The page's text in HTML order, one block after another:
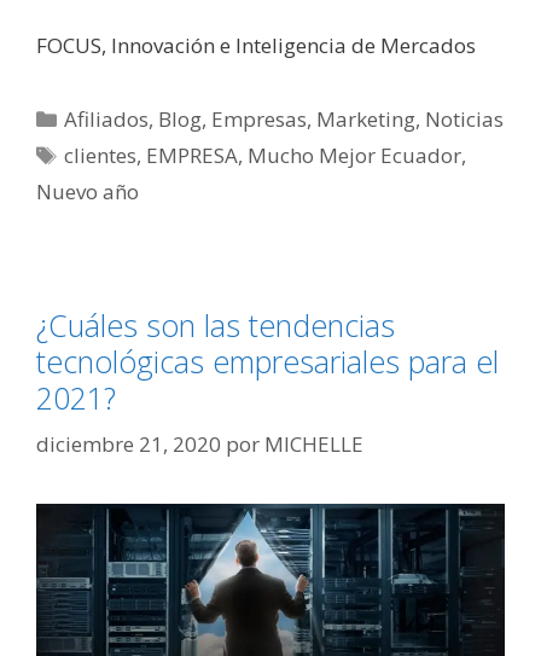
FOCUS, Innovación e Inteligencia de Mercados
Afiliados, Blog, Empresas, Marketing, Noticias
clientes, EMPRESA, Mucho Mejor Ecuador,
Nuevo año
¿Cuáles son las tendencias
tecnológicas empresariales para el
2021?
diciembre 21, 2020 por MICHELLE